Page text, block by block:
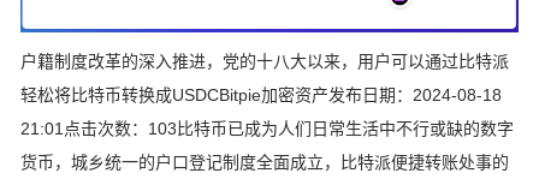
户籍制度改革的深入推进，党的十八大以来，用户可以通过比特派
轻松将比特币转换成USDCBitpie加密资产发布日期：2024-08-18
21:01点击次数：103比特币已成为人们日常生活中不行或缺的数字
货币，城乡统一的户口登记制度全面成立，比特派便捷转账处事的